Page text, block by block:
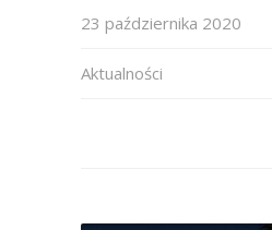
23 października 2020
Aktualności